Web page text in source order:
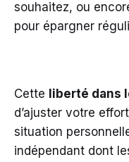
souhaitez, ou
pour épargner
Cette liberté dans
d’ajuster votre
situation
indépendant dont